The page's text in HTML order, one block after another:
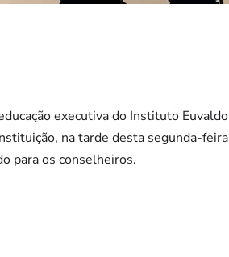
executiva do Instituto
na tarde desta segunda-
para os conselheiros.